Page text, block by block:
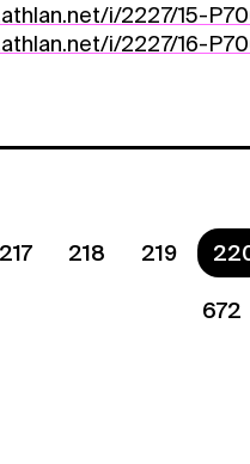
i/2227/15-
i/2227/16-
217 218 219
672